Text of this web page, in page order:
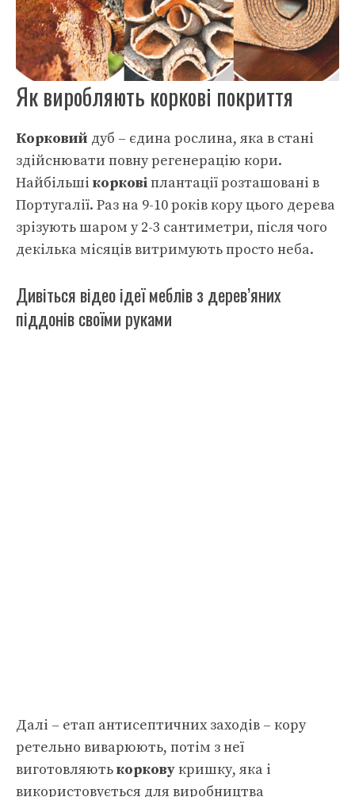
Як виробляють коркові покриття
Корковий дуб – єдина рослина, яка в стані
здійснювати повну регенерацію кори.
Найбільші корковіплантації розташовані в
Португалії. Раз на 9-10 років кору цього дерева
зрізують шаром у 2-3 сантиметри, після чого
декілька місяців витримують просто неба.
Дивіться відео ідеї меблів з дерев’яних
піддонів своїми руками
Далі – етап антисептичних заходів – кору
ретельно виварюють, потім з неї
виготовляютькорковукришку, яка і
використовується для виробництва